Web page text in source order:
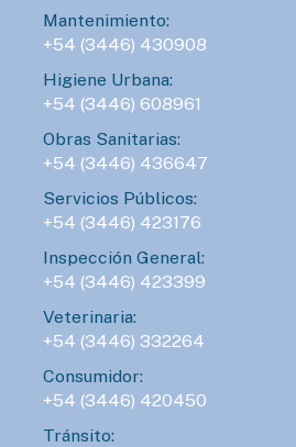
Mantenimiento:
+54 (3446) 430908
Higiene Urbana:
+54 (3446) 608961
Obras Sanitarias:
+54 (3446) 436647
Servicios Públicos:
+54 (3446) 423176
Inspección General:
+54 (3446) 423399
Veterinaria:
+54 (3446) 332264
Consumidor:
+54 (3446) 420450
Tránsito: